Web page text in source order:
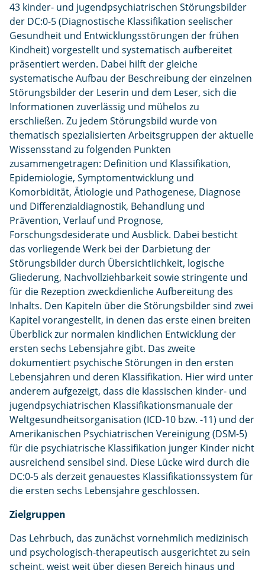
43 kinder- und jugendpsychiatrischen Störungsbilder
der DC:0-5 (Diagnostische Klassifikation seelischer
Gesundheit und Entwicklungsstörungen der frühen
Kindheit) vorgestellt und systematisch aufbereitet
präsentiert werden. Dabei hilft der gleiche
systematische Aufbau der Beschreibung der einzelnen
Störungsbilder der Leserin und dem Leser, sich die
Informationen zuverlässig und mühelos zu
erschließen. Zu jedem Störungsbild wurde von
thematisch spezialisierten Arbeitsgruppen der aktuelle
Wissensstand zu folgenden Punkten
zusammengetragen: Definition und Klassifikation,
Epidemiologie, Symptomentwicklung und
Komorbidität, Ätiologie und Pathogenese, Diagnose
und Differenzialdiagnostik, Behandlung und
Prävention, Verlauf und Prognose,
Forschungsdesiderate und Ausblick. Dabei besticht
das vorliegende Werk bei der Darbietung der
Störungsbilder durch Übersichtlichkeit, logische
Gliederung, Nachvollziehbarkeit sowie stringente und
für die Rezeption zweckdienliche Aufbereitung des
Inhalts. Den Kapiteln über die Störungsbilder sind zwei
Kapitel vorangestellt, in denen das erste einen breiten
Überblick zur normalen kindlichen Entwicklung der
ersten sechs Lebensjahre gibt. Das zweite
dokumentiert psychische Störungen in den ersten
Lebensjahren und deren Klassifikation. Hier wird unter
anderem aufgezeigt, dass die klassischen kinder- und
jugendpsychiatrischen Klassifikationsmanuale der
Weltgesundheitsorganisation (ICD-10 bzw. -11) und der
Amerikanischen Psychiatrischen Vereinigung (DSM-5)
für die psychiatrische Klassifikation junger Kinder nicht
ausreichend sensibel sind. Diese Lücke wird durch die
DC:0-5 als derzeit genauestes Klassifikationssystem für
die ersten sechs Lebensjahre geschlossen.
Zielgruppen
Das Lehrbuch, das zunächst vornehmlich medizinisch
und psychologisch-therapeutisch ausgerichtet zu sein
scheint, weist weit über diesen Bereich hinaus und